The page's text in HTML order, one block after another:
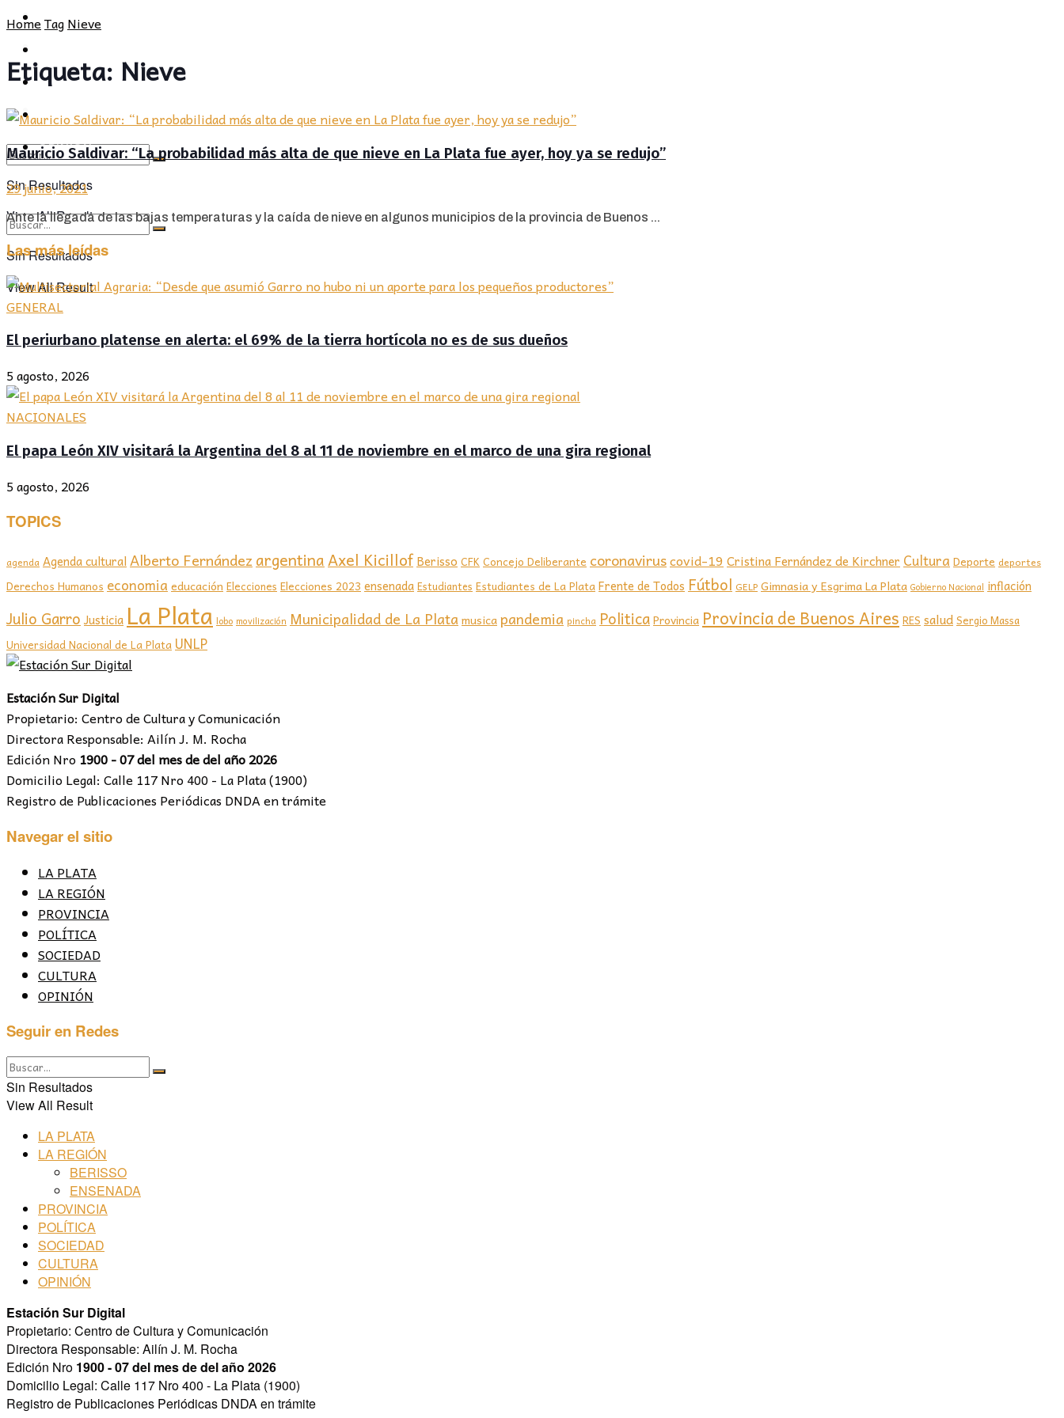
CULTURA
Sin Resultados
View All Result
PROVINCIA
SOCIEDAD
CULTURA
OPINIÓN
Sin Resultados
View All Result
HomeTagNieve
Etiqueta: Nieve
Mauricio Saldivar: “La probabilidad más alta de que nieve en La Plata fue ayer, hoy ya se redujo”
29 junio, 2021
Ante la llegada de las bajas temperaturas y la caída de nieve en algunos municipios de la provincia de Buenos ...
Las más leídas
GENERAL
El periurbano platense en alerta: el 69% de la tierra hortícola no es de sus dueños
5 agosto, 2026
NACIONALES
El papa León XIV visitará la Argentina del 8 al 11 de noviembre en el marco de una gira regional
5 agosto, 2026
TOPICS
agenda Agenda culturalAlberto Fernández argentinaAxel Kicillof Berisso CFKConcejo Deliberante coronaviruscovid-19 Cristina Fernández de Kirchner Cultura Deporte deportes
Derechos Humanos economia educación Elecciones Elecciones 2023 ensenada Estudiantes Estudiantes de La PlataFrente de Todos Fútbol GELP Gimnasia y Esgrima La Plata Gobierno Nacional inflación
Julio Garro Justicia La Plata lobo movilización Municipalidad de La Plata musicapandemia pincha PoliticaProvincia Provincia de Buenos Aires RES saludSergio Massa
Universidad Nacional de La Plata UNLP
Estación Sur Digital
Propietario: Centro de Cultura y Comunicación
Directora Responsable: Ailín J. M. Rocha
Edición Nro 1900 - 07 del mes de del año 2026
Domicilio Legal: Calle 117 Nro 400 - La Plata (1900)
Registro de Publicaciones Periódicas DNDA en trámite
Navegar el sitio
LA PLATA
LA REGIÓN
PROVINCIA
POLÍTICA
SOCIEDAD
CULTURA
OPINIÓN
Seguir en Redes
Sin Resultados
View All Result
LA PLATA
LA REGIÓN
BERISSO
ENSENADA
PROVINCIA
POLÍTICA
SOCIEDAD
CULTURA
OPINIÓN
Estación Sur Digital
Propietario: Centro de Cultura y Comunicación
Directora Responsable: Ailín J. M. Rocha
Edición Nro 1900 - 07 del mes de del año 2026
Domicilio Legal: Calle 117 Nro 400 - La Plata (1900)
Registro de Publicaciones Periódicas DNDA en trámite